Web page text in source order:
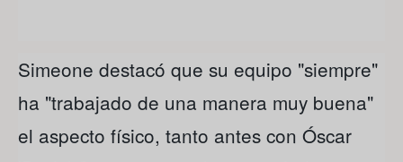
Simeone destacó que su equipo "siempre"
ha "trabajado de una manera muy buena"
el aspecto físico, tanto antes con Óscar